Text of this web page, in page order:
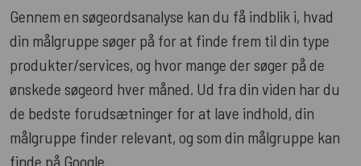
Gennem en søgeordsanalyse kan du få indblik i, hvad
din målgruppe søger på for at finde frem til din type
produkter/services, og hvor mange der søger på de
ønskede søgeord hver måned. Ud fra din viden har du
de bedste forudsætninger for at lave indhold, din
målgruppe finder relevant, og som din målgruppe kan
finde på Google.